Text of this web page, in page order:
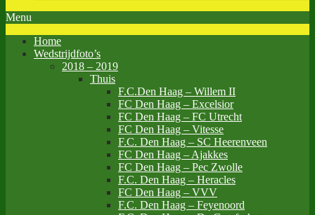
Menu
Home
Wedstrijdfoto’s
2018 – 2019
Thuis
F.C.Den Haag – Willem II
FC Den Haag – Excelsior
FC Den Haag – FC Utrecht
FC Den Haag – Vitesse
F.C. Den Haag – SC Heerenveen
FC Den Haag – Ajakkes
FC Den Haag – Pec Zwolle
F.C. Den Haag – Heracles
FC Den Haag – VVV
F.C. Den Haag – Feyenoord